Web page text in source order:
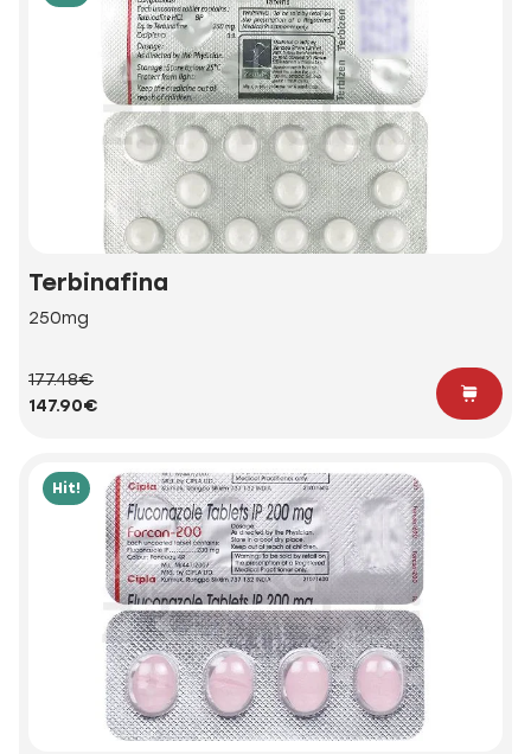
Terbinafina
250mg
177.48€
147.90€
Hit!